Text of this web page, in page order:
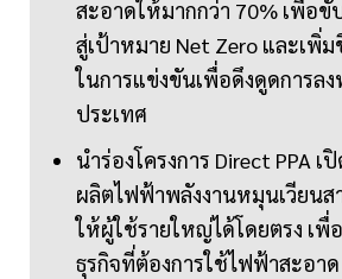
สะอาดให้มากกว่า 70% เพื่อขั
สู่เป้าหมาย Net Zero และเพิ่
ในการแข่งขันเพื่อดึงดูดการล
ประเทศ
นำร่องโครงการ Direct PPA เ
ผลิตไฟฟ้าพลังงานหมุนเวียนส
ให้ผู้ใช้รายใหญ่ได้โดยตรง เ
ธุรกิจที่ต้องการใช้ไฟฟ้าสะอา